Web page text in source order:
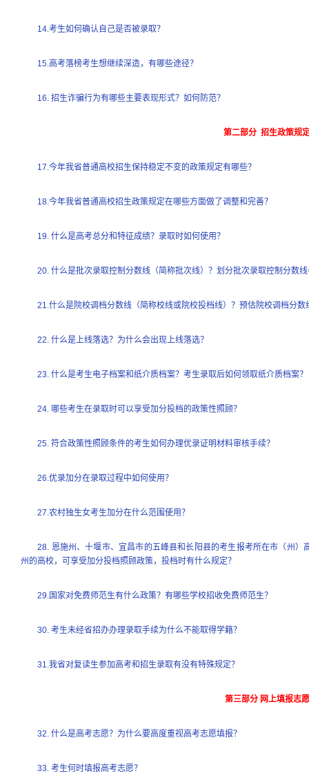
14.考生如何确认自己是否被录取？
15.高考落榜考生想继续深造，有哪些途径？
16. 招生诈骗行为有哪些主要表现形式？如何防范？
第二部分 招生政策规
17.今年我省普通高校招生保持稳定不变的政策规定有哪些？
18.今年我省普通高校招生政策规定在哪些方面做了调整和完善？
19. 什么是高考总分和特征成绩？录取时如何使用？
20. 什么是批次录取控制分数线（简称批次线）？划分批次录取控制分数
21.什么是院校调档分数线（简称校线或院校投档线）？预估院校调档分
22. 什么是上线落选？为什么会出现上线落选？
23. 什么是考生电子档案和纸介质档案？考生录取后如何领取纸介质档案？
24. 哪些考生在录取时可以享受加分投档的政策性照顾？
25. 符合政策性照顾条件的考生如何办理优录证明材料审核手续？
26.优录加分在录取过程中如何使用？
27.农村独生女考生加分在什么范围使用？
28. 恩施州、十堰市、宜昌市的五峰县和长阳县的考生报考所在市（州
州的高校，可享受加分投档照顾政策，投档时有什么规定？
29.国家对免费师范生有什么政策？有哪些学校招收免费师范生？
30. 考生未经省招办办理录取手续为什么不能取得学籍？
31.我省对复读生参加高考和招生录取有没有特殊规定？
第三部分 网上填报志愿
32. 什么是高考志愿？为什么要高度重视高考志愿填报？
33. 考生何时填报高考志愿？